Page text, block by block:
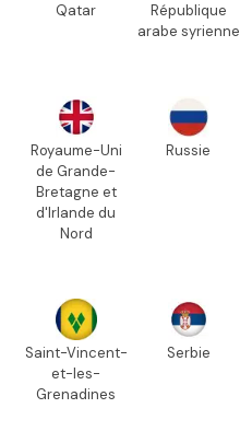
Qatar
République
arabe syrienne
Royaume-Uni
de Grande-
Bretagne et
d'Irlande du
Nord
Russie
Saint-Vincent-
et-les-
Grenadines
Serbie